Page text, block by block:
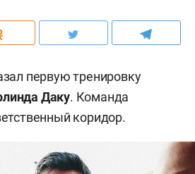
первую тренировку
Даку. Команда
коридор.